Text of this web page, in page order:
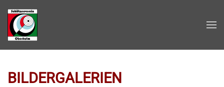
Zum Hauptinhalt springen
BILDERGALERIEN